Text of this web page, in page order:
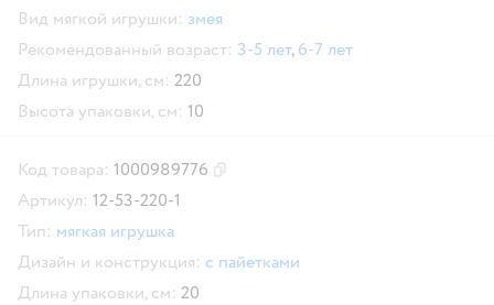
Вид мягкой игрушки: змея
Рекомендованный возраст: 3-5 лет, 6-7 лет
Длина игрушки, см: 220
Высота упаковки, см: 10
Код товара: 1000989776
Артикул: 12-53-220-1
Тип: мягкая игрушка
Дизайн и конструкция: с пайетками
Длина упаковки, см: 20